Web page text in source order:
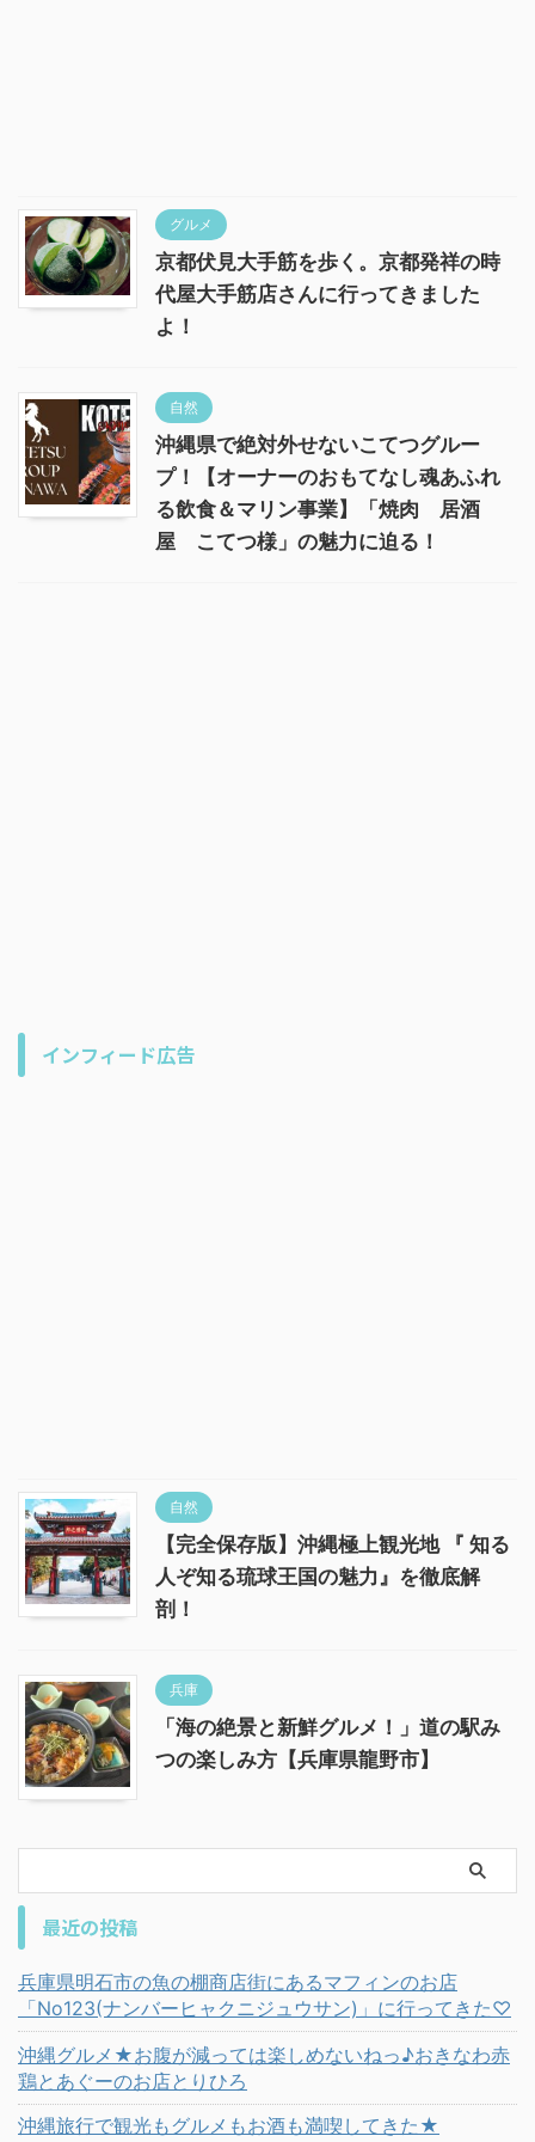
グルメ
京都伏見大手筋を歩く。京都発祥の時
代屋大手筋店さんに行ってきました
よ！
自然
沖縄県で絶対外せないこてつグルー
プ！【オーナーのおもてなし魂あふれ
る飲食＆マリン事業】「焼肉 居酒
屋 こてつ様」の魅力に迫る！
インフィード広告
自然
【完全保存版】沖縄極上観光地 『 知る
人ぞ知る琉球王国の魅力』を徹底解
剖！
兵庫
「海の絶景と新鮮グルメ！」道の駅み
つの楽しみ方【兵庫県龍野市】
最近の投稿
兵庫県明石市の魚の棚商店街にあるマフィンのお店
「No123(ナンバーヒャクニジュウサン)」に行ってきた♡
沖縄グルメ★お腹が減っては楽しめないねっ♪おきなわ赤
鶏とあぐーのお店とりひろ
沖縄旅行で観光もグルメもお酒も満喫してきた★